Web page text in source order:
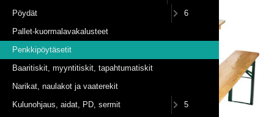
Pöydät
6
Pallet-kuormalavakalusteet
Penkkipöytäsetit
Baaritiskit, myyntitiskit, tapahtumatiskit
Narikat, naulakot ja vaaterekit
Kulunohjaus, aidat, PD, sermit
5